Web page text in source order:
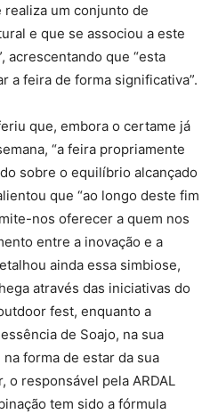
um conjunto de
e que se associou a este
acrescentando que “esta
a feira de forma significativa”.
que, embora o certame já
“a feira propriamente
sobre o equilíbrio alcançado
que “ao longo deste fim
nos oferecer a quem nos
entre a inovação e a
ainda essa simbiose,
através das iniciativas do
fest, enquanto a
de Soajo, na sua
forma de estar da sua
o responsável pela ARDAL
tem sido a fórmula